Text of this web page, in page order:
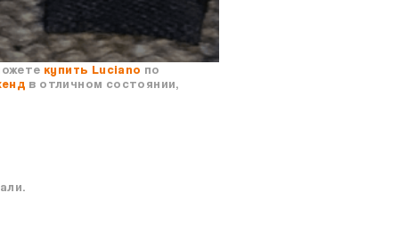
купить Luciano по
в отличном состоянии,